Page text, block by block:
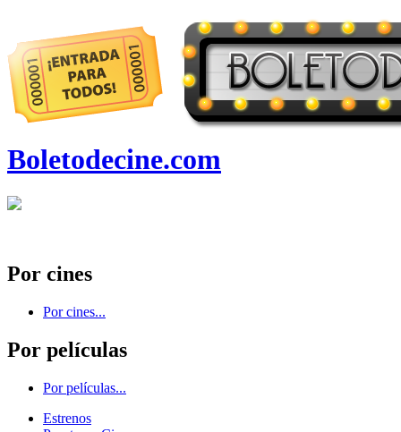
Boletodecine.com
Por cines
Por cines...
Por películas
Por películas...
Estrenos